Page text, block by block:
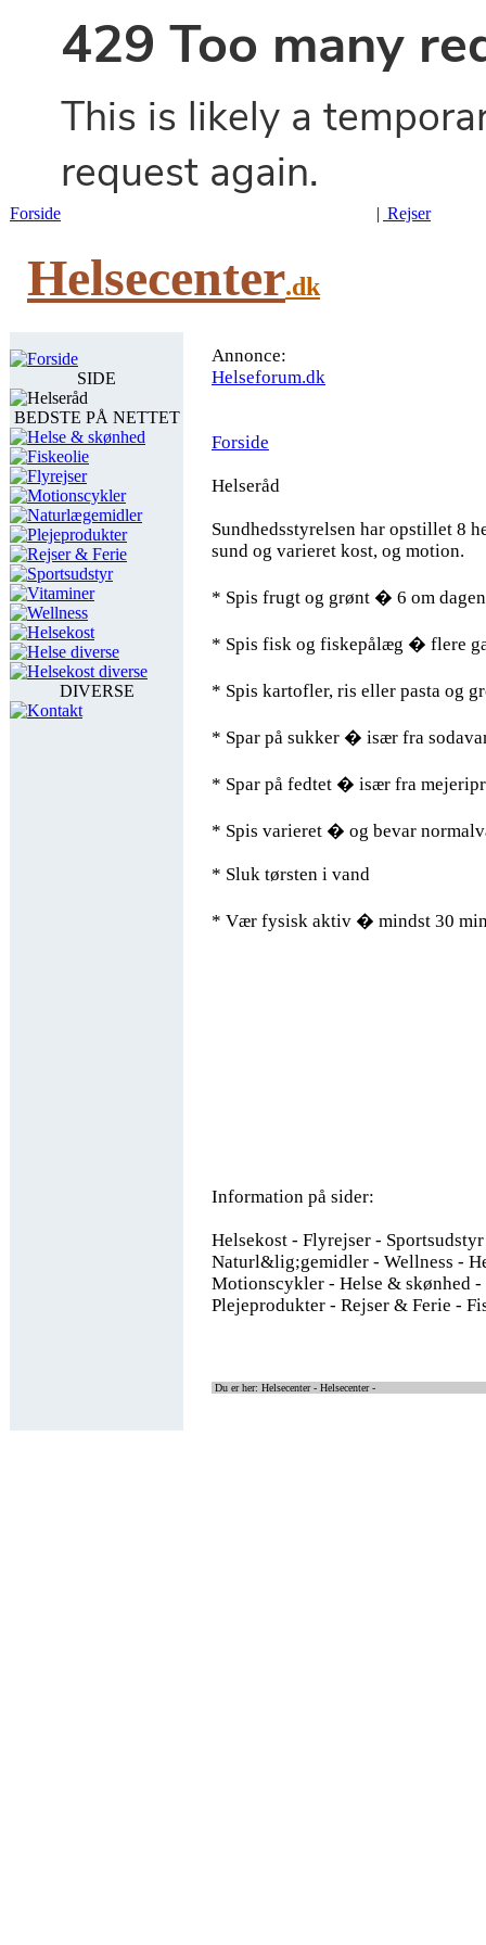
Forside | Rejser
Helsecenter.dk
Forside
SIDE
Helseråd
BEDSTE PÅ NETTET
Helse & skønhed
Fiskeolie
Flyrejser
Motionscykler
Naturlægemidler
Plejeprodukter
Rejser & Ferie
Sportsudstyr
Vitaminer
Wellness
Helsekost
Helse diverse
Helsekost diverse
DIVERSE
Kontakt
Annonce:
Helseforum.dk
Forside
Helseråd
Sundhedsstyrelsen har opstillet 8
sund og varieret kost, og motion.
* Spis frugt og grønt � 6 om dagen
* Spis fisk og fiskepålæg � flere
* Spis kartofler, ris eller pasta og
* Spar på sukker � især fra
* Spar på fedtet � især fra
* Spis varieret � og bevar
* Sluk tørsten i vand
* Vær fysisk aktiv � mindst 30
Information på sider:
Helsekost - Flyrejser -
Naturl&lig;gemidler - Wellness -
Motionscykler - Helse & skønhed -
Plejeprodukter - Rejser & Ferie -
Du er her: Helsecenter - Helsecenter -